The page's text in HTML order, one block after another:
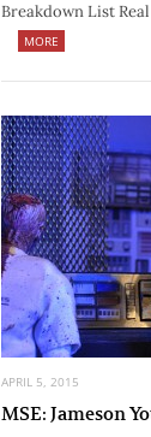
Breakdown List
MORE
APRIL 5, 2015
MSE: Jameson